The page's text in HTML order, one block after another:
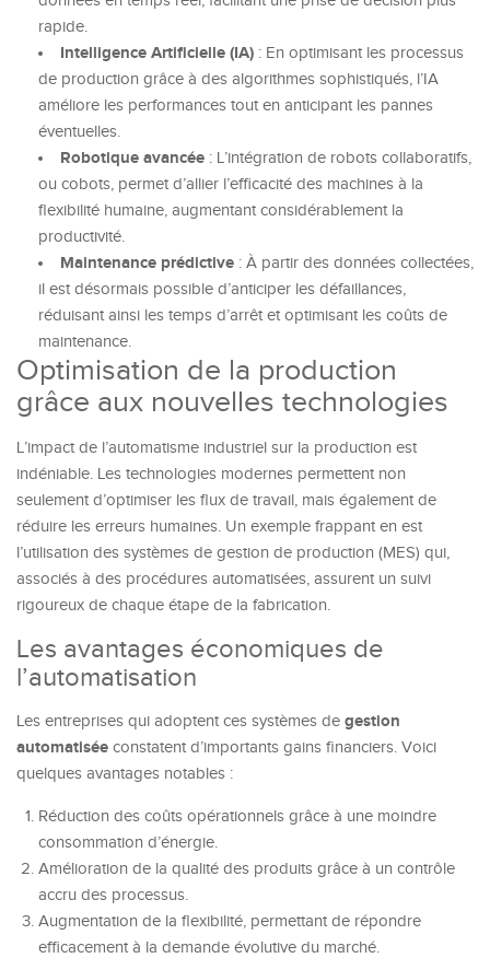
rapide.
Intelligence Artificielle (IA) : En optimisant les processus
de production grâce à des algorithmes sophistiqués, l’IA
améliore les performances tout en anticipant les pannes
éventuelles.
Robotique avancée : L’intégration de robots collaboratifs,
ou cobots, permet d’allier l’efficacité des machines à la
flexibilité humaine, augmentant considérablement la
productivité.
Maintenance prédictive : À partir des données collectées,
il est désormais possible d’anticiper les défaillances,
réduisant ainsi les temps d’arrêt et optimisant les coûts de
maintenance.
Optimisation de la production
grâce aux nouvelles technologies
L’impact de l’automatisme industriel sur la production est
indéniable. Les technologies modernes permettent non
seulement d’optimiser les flux de travail, mais également de
réduire les erreurs humaines. Un exemple frappant en est
l’utilisation des systèmes de gestion de production (MES) qui,
associés à des procédures automatisées, assurent un suivi
rigoureux de chaque étape de la fabrication.
Les avantages économiques de
l’automatisation
Les entreprises qui adoptent ces systèmes de gestion
automatisée constatent d’importants gains financiers. Voici
quelques avantages notables :
Réduction des coûts opérationnels grâce à une moindre
consommation d’énergie.
Amélioration de la qualité des produits grâce à un contrôle
accru des processus.
Augmentation de la flexibilité, permettant de répondre
efficacement à la demande évolutive du marché.